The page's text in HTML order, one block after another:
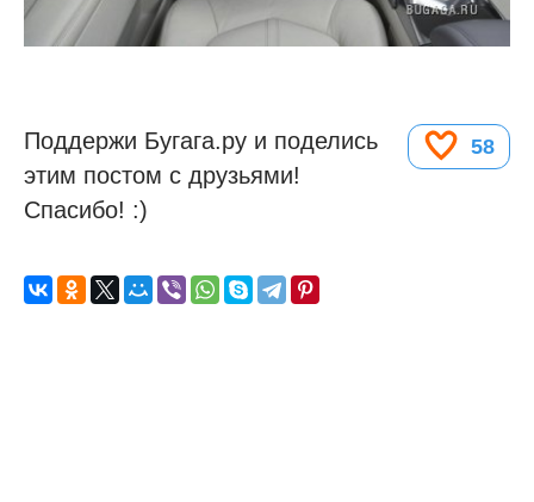
58
Поддержи Бугага.ру и поделись
этим постом с друзьями!
Спасибо! :)